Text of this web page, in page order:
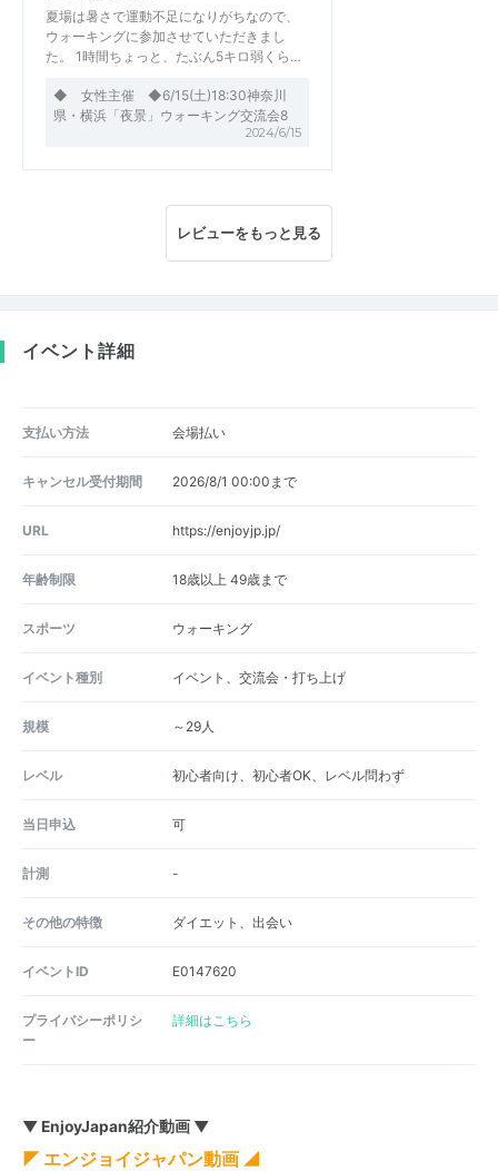
夏場は暑さで運動不足になりがちなので、
ウォーキングに参加させていただきまし
た。 1時間ちょっと、たぶん5キロ弱くら…
◆ 女性主催 ◆6/15(土)18:30神奈川
県・横浜「夜景」ウォーキング交流会8
2024/6/15
レビューをもっと見る
イベント詳細
支払い方法 会場払い
キャンセル受付期間 2026/8/1 00:00まで
URL https://enjoyjp.jp/
年齢制限 18歳以上 49歳まで
スポーツ ウォーキング
イベント種別 イベント、交流会・打ち上げ
規模 ～29人
レベル 初心者向け、初心者OK、レベル問わず
当日申込 可
計測 -
その他の特徴 ダイエット、出会い
イベントID E0147620
プライバシーポリシ
ー
詳細はこちら
▼ EnjoyJapan紹介動画 ▼
◤ エンジョイジャパン動画 ◢